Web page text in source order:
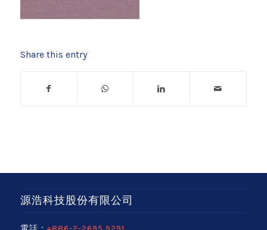
Share this entry
源浩科技股份有限公司